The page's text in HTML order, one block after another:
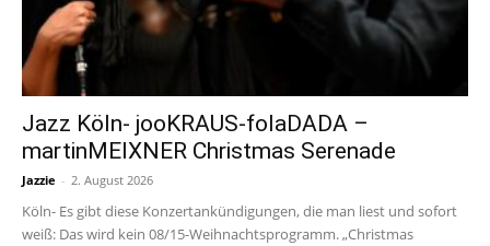
Jazz Köln- jooKRAUS-folaDADA –
martinMEIXNER Christmas Serenade
Jazzie - 2. August 2026
Köln- Es gibt diese Konzertankündigungen, die man liest und sofort
weiß: Das wird kein 08/15-Weihnachtsprogramm. „Christmas